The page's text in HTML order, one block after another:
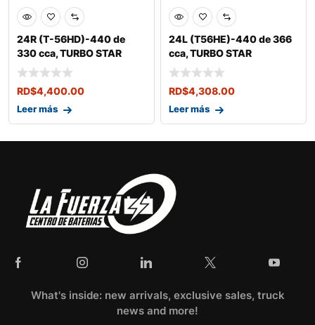
24R (T-56HD)-440 de
330 cca, TURBO STAR
RD$4,400.00
Leer más
24L (T56HE)-440 de 366
cca, TURBO STAR
RD$4,308.00
Leer más
What's inside: new arrivals, exclusive sales, truck
news and more!